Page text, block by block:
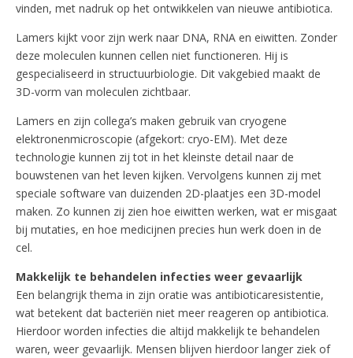
vinden, met nadruk op het ontwikkelen van nieuwe antibiotica.
Lamers kijkt voor zijn werk naar DNA, RNA en eiwitten. Zonder
deze moleculen kunnen cellen niet functioneren. Hij is
gespecialiseerd in structuurbiologie. Dit vakgebied maakt de
3D-vorm van moleculen zichtbaar.
Lamers en zijn collega’s maken gebruik van cryogene
elektronenmicroscopie (afgekort: cryo-EM). Met deze
technologie kunnen zij tot in het kleinste detail naar de
bouwstenen van het leven kijken. Vervolgens kunnen zij met
speciale software van duizenden 2D-plaatjes een 3D-model
maken. Zo kunnen zij zien hoe eiwitten werken, wat er misgaat
bij mutaties, en hoe medicijnen precies hun werk doen in de
cel.
Makkelijk te behandelen infecties weer gevaarlijk
Een belangrijk thema in zijn oratie was antibioticaresistentie,
wat betekent dat bacteriën niet meer reageren op antibiotica.
Hierdoor worden infecties die altijd makkelijk te behandelen
waren, weer gevaarlijk. Mensen blijven hierdoor langer ziek of